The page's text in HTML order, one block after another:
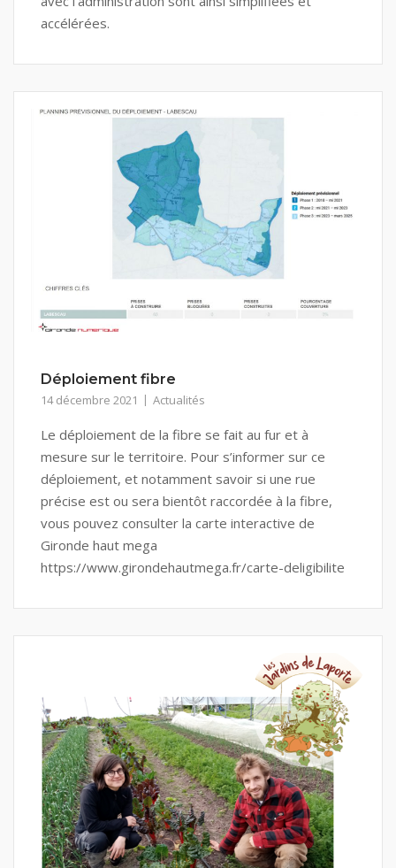
accélérées.
Déploiement fibre
14 décembre 2021 Actualités
Le déploiement de la fibre se fait au fur et à
mesure sur le territoire. Pour s’informer sur ce
déploiement, et notamment savoir si une rue
précise est ou sera bientôt raccordée à la fibre,
vous pouvez consulter la carte interactive de
Gironde haut mega
https://www.girondehautmega.fr/carte-deligibilite